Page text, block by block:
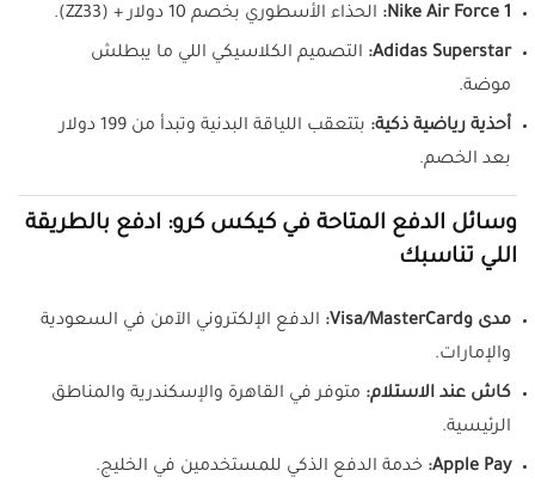
Nike Air Force 1: الحذاء الأسطوري بخصم 10 دولار + (ZZ33).
Adidas Superstar: التصميم الكلاسيكي اللي ما يبطلش
موضة.
أحذية رياضية ذكية:
بتتعقب اللياقة البدنية وتبدأ من 199 دولار
بعد الخصم.
وسائل الدفع المتاحة في كيكس كرو: ادفع بالطريقة
اللي تناسبك
مدى وVisa/MasterCard:
الدفع الإلكتروني الآمن في السعودية
والإمارات.
كاش عند الاستلام: متوفر في القاهرة والإسكندرية والمناطق
الرئيسية.
Apple Pay: خدمة الدفع الذكي للمستخدمين في الخليج.